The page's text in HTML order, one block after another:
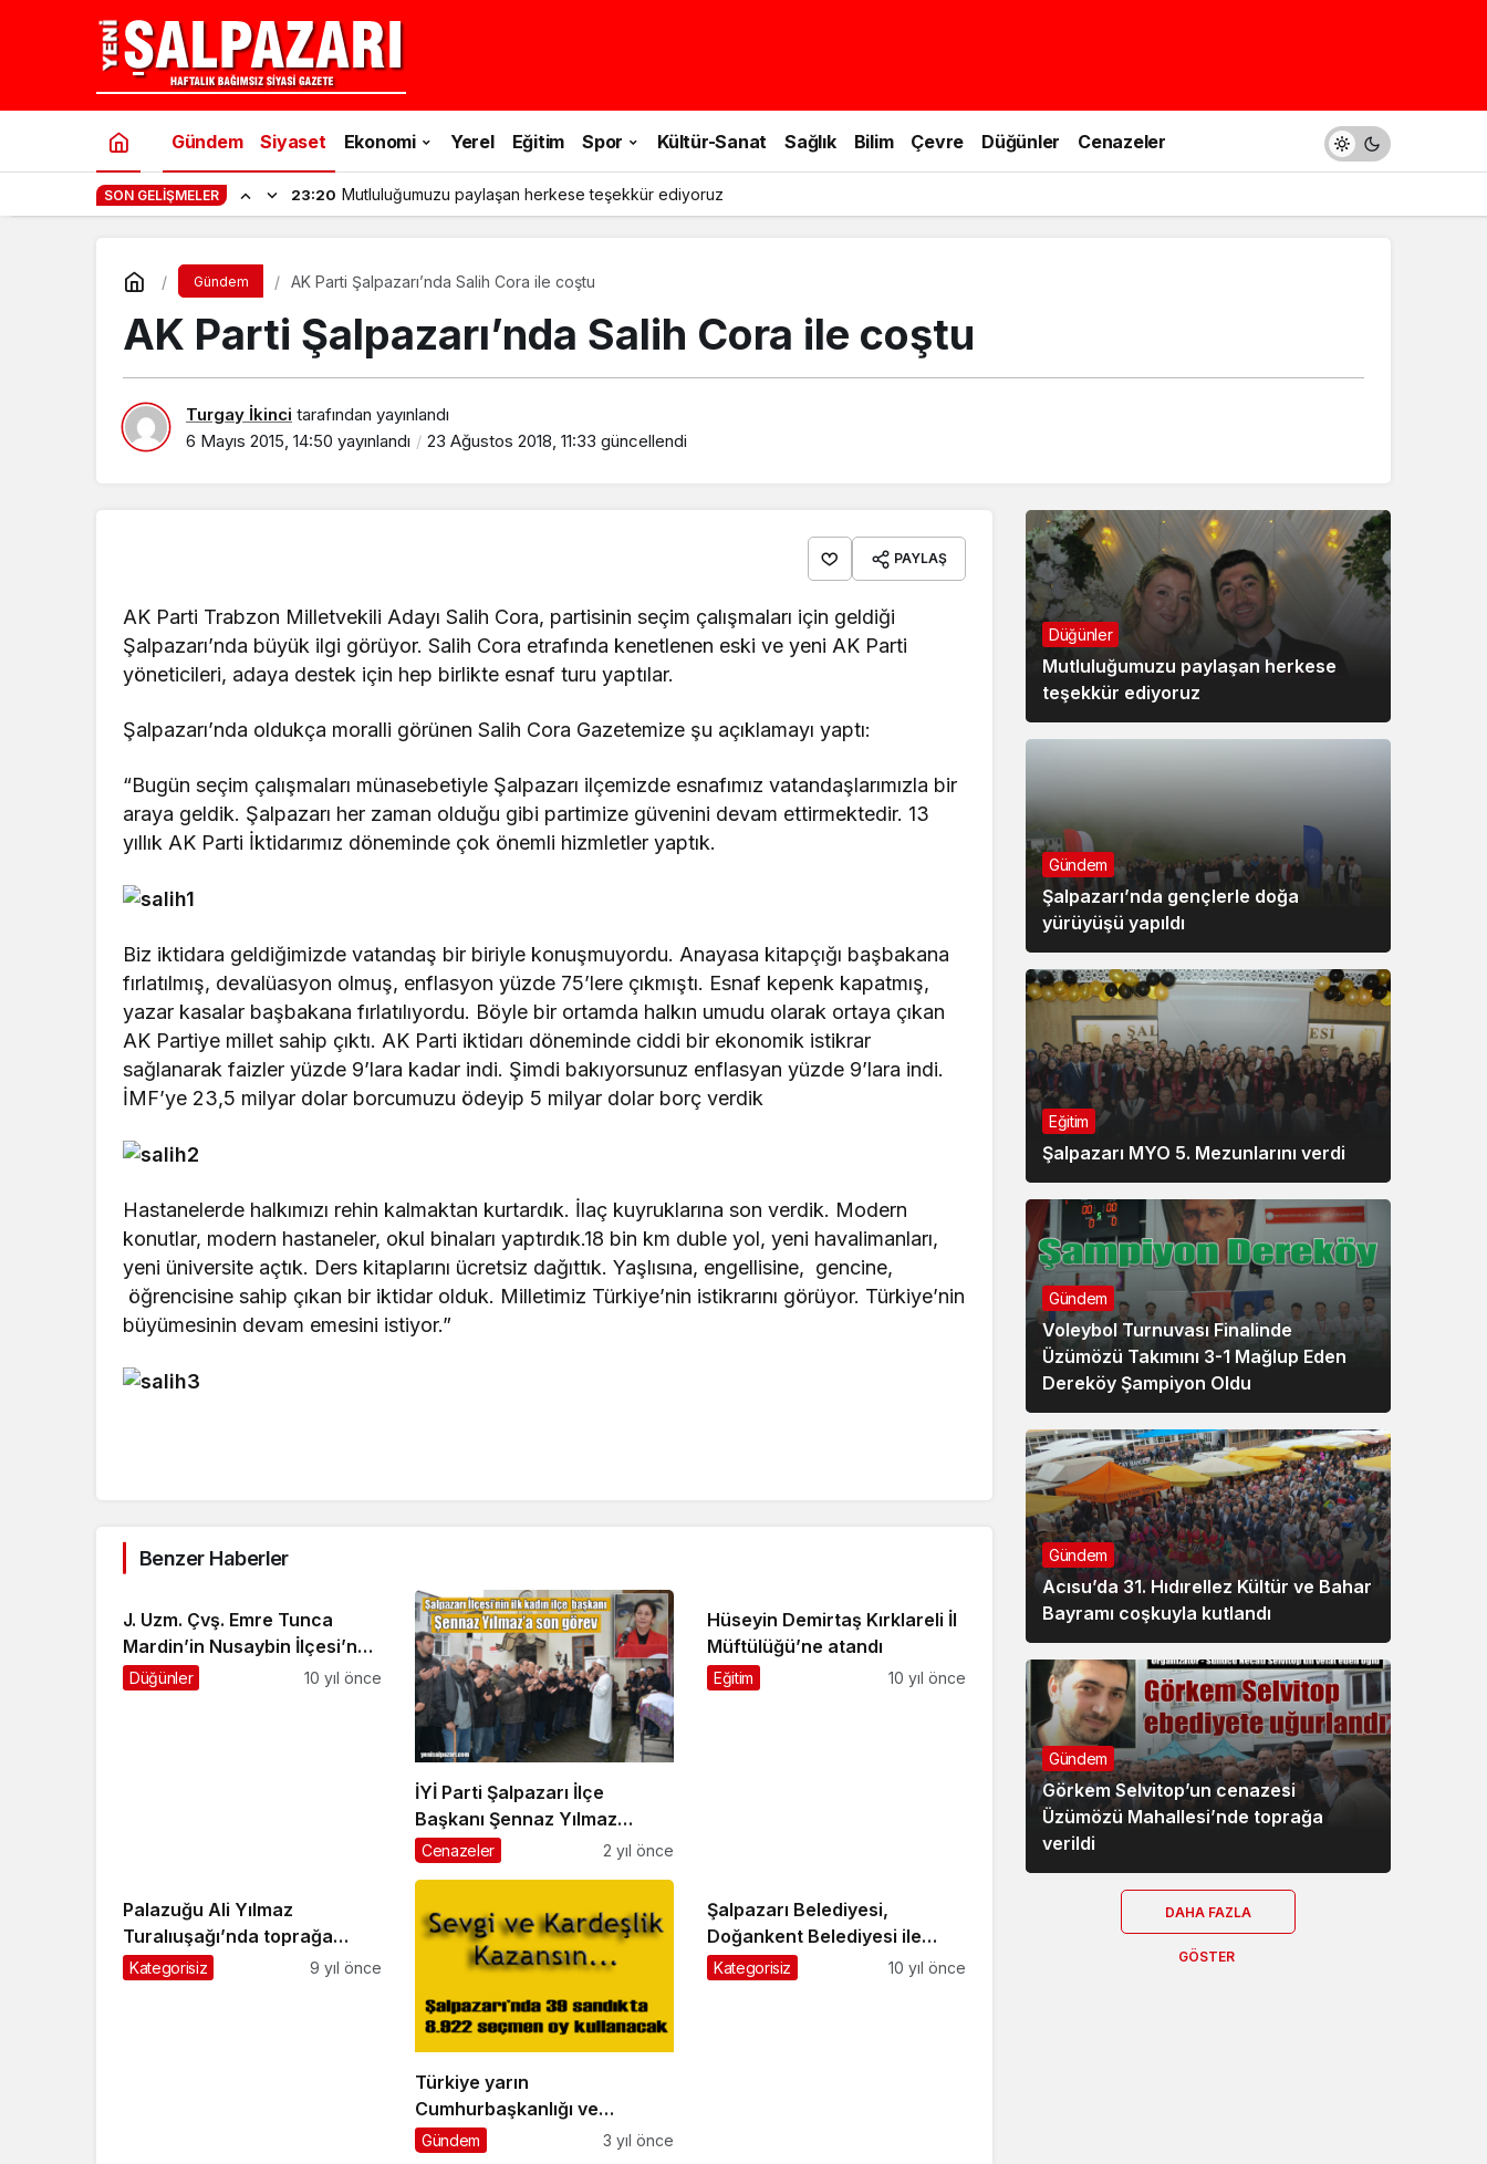
Gündem Siyaset Ekonomi Yerel Eğitim Spor Kültür-Sanat Sağlık Bilim Çevre Düğünler Cenazeler
SON GELIŞMELER 23:20 Mutluluğumuzu paylaşan herkese teşekkür ediyoruz
Gündem AK Parti Şalpazarı’nda Salih Cora ile coştu
AK Parti Şalpazarı’nda Salih Cora ile coştu
Turgay İkinci tarafından yayınlandı
6 Mayıs 2015, 14:50 yayınlandı 23 Ağustos 2018, 11:33 güncellendi
PAYLAŞ
AK Parti Trabzon Milletvekili Adayı Salih Cora, partisinin seçim çalışmaları için geldiği
Şalpazarı’nda büyük ilgi görüyor. Salih Cora etrafında kenetlenen eski ve yeni AK Parti
yöneticileri, adaya destek için hep birlikte esnaf turu yaptılar.
Şalpazarı’nda oldukça moralli görünen Salih Cora Gazetemize şu açıklamayı yaptı:
“Bugün seçim çalışmaları münasebetiyle Şalpazarı ilçemizde esnafımız vatandaşlarımızla bir
araya geldik. Şalpazarı her zaman olduğu gibi partimize güvenini devam ettirmektedir. 13
yıllık AK Parti İktidarımız döneminde çok önemli hizmletler yaptık.
Biz iktidara geldiğimizde vatandaş bir biriyle konuşmuyordu. Anayasa kitapçığı başbakana
fırlatılmış, devalüasyon olmuş, enflasyon yüzde 75’lere çıkmıştı. Esnaf kepenk kapatmış,
yazar kasalar başbakana fırlatılıyordu. Böyle bir ortamda halkın umudu olarak ortaya çıkan
AK Partiye millet sahip çıktı. AK Parti iktidarı döneminde ciddi bir ekonomik istikrar
sağlanarak faizler yüzde 9’lara kadar indi. Şimdi bakıyorsunuz enflasyan yüzde 9’lara indi.
İMF’ye 23,5 milyar dolar borcumuzu ödeyip 5 milyar dolar borç verdik
Hastanelerde halkımızı rehin kalmaktan kurtardık. İlaç kuyruklarına son verdik. Modern
konutlar, modern hastaneler, okul binaları yaptırdık.18 bin km duble yol, yeni havalimanları,
yeni üniversite açtık. Ders kitaplarını ücretsiz dağıttık. Yaşlısına, engellisine, gencine,
öğrencisine sahip çıkan bir iktidar olduk. Milletimiz Türkiye’nin istikrarını görüyor. Türkiye’nin
büyümesinin devam emesini istiyor.”
Benzer Haberler
J. Uzm. Çvş. Emre Tunca
Mardin’in Nusaybin İlçesi’nde
şehit düştü
Düğünler 10 yıl önce
İYİ Parti Şalpazarı İlçe
Başkanı Şennaz Yılmaz
dualarla ebediyete uğurlandı
Cenazeler 2 yıl önce
Hüseyin Demirtaş Kırklareli İl
Müftülüğü’ne atandı
Eğitim 10 yıl önce
Palazuğu Ali Yılmaz
Turalıuşağı’nda toprağa
verildi
Kategorisiz 9 yıl önce
Türkiye yarın
Cumhurbaşkanlığı ve
Milletvekili Genel Seçimleri
Gündem 3 yıl önce
Şalpazarı Belediyesi,
Doğankent Belediyesi ile
kardeş oldu
Kategorisiz 10 yıl önce
Düğünler
Mutluluğumuzu paylaşan herkese
teşekkür ediyoruz
Gündem
Şalpazarı’nda gençlerle doğa
yürüyüşü yapıldı
Eğitim
Şalpazarı MYO 5. Mezunlarını verdi
Gündem
Voleybol Turnuvası Finalinde
Üzümözü Takımını 3-1 Mağlup Eden
Dereköy Şampiyon Oldu
Gündem
Acısu’da 31. Hıdırellez Kültür ve Bahar
Bayramı coşkuyla kutlandı
Gündem
Görkem Selvitop’un cenazesi
Üzümözü Mahallesi’nde toprağa
verildi
DAHA FAZLA
GÖSTER